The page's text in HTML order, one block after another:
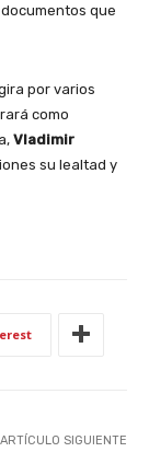
que
por varios
como
Vladimir
su lealtad y
ARTÍCULO SIGUIENTE